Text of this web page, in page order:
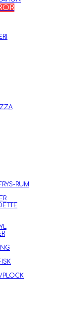
RUM